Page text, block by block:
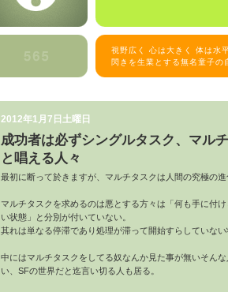
視野広く 心は大きく 体は水
閃きを生業とする無名童子の
2012年1月7日土曜日
成功者は必ずシングルタスク、マル
と唱える人々
最初に断って於きますが、マルチタスクは人間の究極の進
マルチタスクを求めるのは悪とする方々は「何も手に付
い状態」と分別が付いていない。
其れは単なる停滞であり処理が滞って開始すらしていない
中にはマルチタスクをしてる奴なんか見た事が無いそん
い、SFの世界だと迄言い切る人も居る。